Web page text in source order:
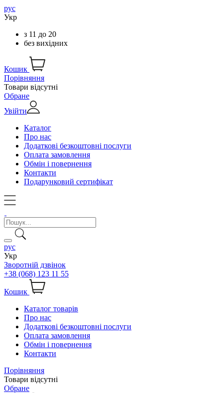
рус
Укр
з 11 до 20
без вихідних
Кошик
Порівняння
Товари відсутні
Обране
Увійти
Каталог
Про нас
Додаткові безкоштовні послуги
Оплата замовлення
Обмін і повернення
Контакти
Подарунковий сертифікат
рус
Укр
Зворотній дзвінок
+38 (068) 123 11 55
Кошик
Каталог товарів
Про нас
Додаткові безкоштовні послуги
Оплата замовлення
Обмін і повернення
Контакти
Порівняння
Товари відсутні
Обране